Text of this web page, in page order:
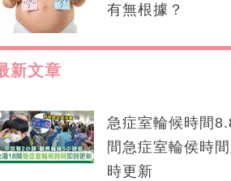
有無根據？
新文章
急症室輪候時間
間急症室輪侯時
時更新